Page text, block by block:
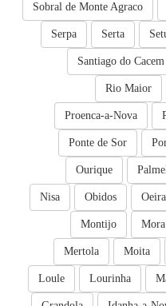
Sobral de Monte Agraco
Serta
Serpa
Santiago do Cacem
Rio Maior
Proenca-a-Nova
Ponte de Sor
Ourique
Obidos
Nisa
Mora
Montijo
Moita
Mertola
Lourinha
Loule